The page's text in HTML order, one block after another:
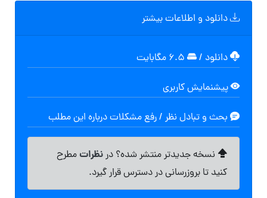
دانلود و اطلاعات بیشتر
دانلود /
پیشنمایش کاربری
بحث و تبادل نظر / رفع مشکلات درباره این مطلب
نسخه جدیدتر منتشر شده؟ درنظراتمطرح
کنید تا بروزرسانی در دسترس قرار گیرد.